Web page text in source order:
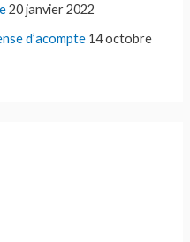
20 janvier 2022
d’acompte 14 octobre